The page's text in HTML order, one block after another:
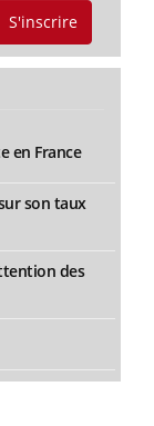
S'inscrire
en France
son taux
des